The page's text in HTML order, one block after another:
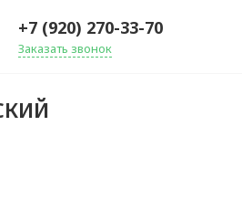
+7 (920) 270-33-70
Заказать звонок